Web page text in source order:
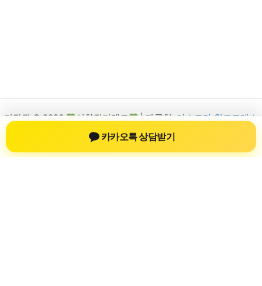
저작권 © 2026 신차장기렌트 | 제공처:
아스트라 워드프레스
테마
카카오톡 상담받기